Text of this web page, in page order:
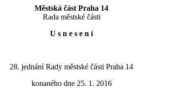
Městská část Praha 14
Rada městské části
U s n e s e n í
28. jednání Rady městské části Praha 14
konaného dne 25. 1. 2016